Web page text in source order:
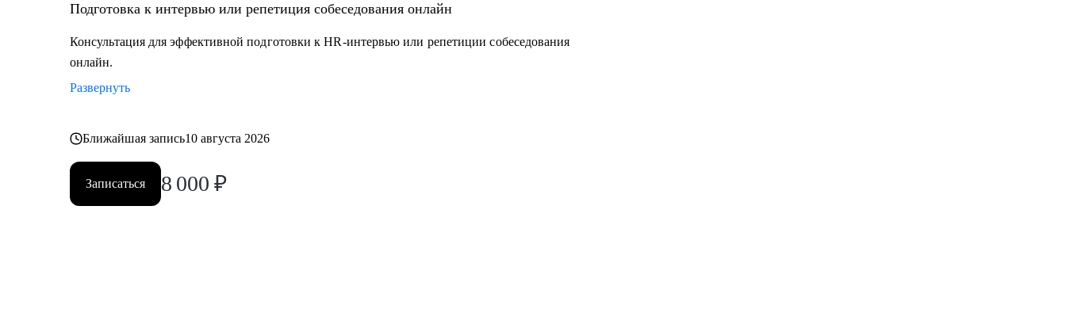
Подготовка к интервью или репетиция собеседования онлайн
Консультация для эффективной подготовки к HR-интервью или репетиции собеседования
онлайн.
Развернуть
Ближайшая запись10 августа 2026
Записаться 8 000 ₽